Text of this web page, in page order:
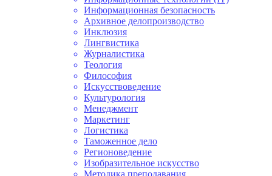
Информационная безопасность
Архивное делопроизводство
Инклюзия
Лингвистика
Журналистика
Теология
Философия
Искусствоведение
Культурология
Менеджмент
Маркетинг
Логистика
Таможенное дело
Регионоведение
Изобразительное искусство
Методика преподавания